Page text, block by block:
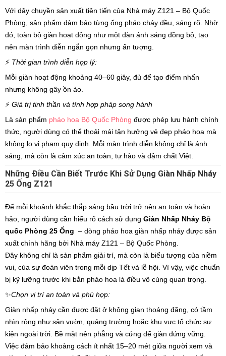
Với dây chuyền sản xuất tiên tiến của Nhà máy Z121 – Bộ Quốc
Phòng, sản phẩm đảm bảo từng ống pháo cháy đều, sáng rõ. Nhờ
đó, toàn bộ giàn hoạt động như một dàn ánh sáng đồng bộ, tạo
nên màn trình diễn ngắn gọn nhưng ấn tượng.
⚡ Thời gian trình diễn hợp lý:
Mỗi giàn hoạt động khoảng 40–60 giây, đủ để tạo điểm nhấn
nhưng không gây ồn ào.
⚡ Giá trị tinh thần và tính hợp pháp song hành
Là sản phẩm pháo hoa Bộ Quốc Phòng được phép lưu hành chính
thức, người dùng có thể thoải mái tận hưởng vẻ đẹp pháo hoa mà
không lo vi phạm quy định. Mỗi màn trình diễn không chỉ là ánh
sáng, mà còn là cảm xúc an toàn, tự hào và đậm chất Việt.
Những Điều Cần Biết Trước Khi Sử Dụng Giàn Nhấp Nháy
25 Ống Z121
Để mỗi khoảnh khắc thắp sáng bầu trời trở nên an toàn và hoàn
hảo, người dùng cần hiểu rõ cách sử dụng Giàn Nhấp Nháy Bộ
quốc Phòng 25 Ống – dòng pháo hoa giàn nhấp nháy được sản
xuất chính hãng bởi Nhà máy Z121 – Bộ Quốc Phòng.
Đây không chỉ là sản phẩm giải trí, mà còn là biểu tượng của niềm
vui, của sự đoàn viên trong mỗi dịp Tết và lễ hội. Vì vậy, việc chuẩn
bị kỹ lưỡng trước khi bắn pháo hoa là điều vô cùng quan trọng.
✨Chọn vị trí an toàn và phù hợp:
Giàn nhấp nháy cần được đặt ở không gian thoáng đãng, có tầm
nhìn rộng như sân vườn, quảng trường hoặc khu vực tổ chức sự
kiện ngoài trời. Bề mặt nên phẳng và cứng để giàn đứng vững.
Việc đảm bảo khoảng cách ít nhất 15–20 mét giữa người xem và